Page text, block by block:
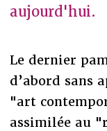
aujourd'hui.
Le dernier
d’abord sans
"art
assimilée au